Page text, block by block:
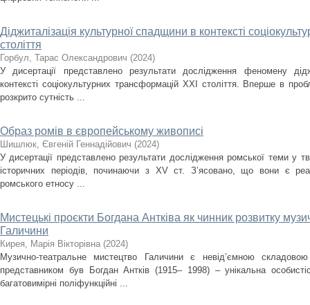
Діджиталізація культурної спадщини в контексті
століття
Горбул, Тарас Олександрович (2024)
У дисертації представлено результати дослідження феномену
контексті соціокультурних трансформацій ХХІ століття. Вперше в
розкрито сутність ...
Образ ромів в європейському живописі
Шишлюк, Євгеній Геннадійович (2024)
У дисертації представлено результати дослідження ромської теми у
історичних періодів, починаючи з XV ст. З’ясовано, що вони є
ромського етносу ...
Мистецькі проєкти Богдана Антківа як чинник розвитку
Галичини
Кирея, Марія Вікторівна (2024)
Музично-театральне мистецтво Галичини є невід’ємною
представником був Богдан Антків (1915– 1998) – унікальна
багатовимірні поліфункційні ...